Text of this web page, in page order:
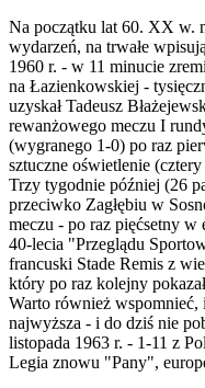
Na początku lat 60. XX w.
wydarzeń, na trwałe
1960 r. - w 11 minucie
na Łazienkowskiej -
uzyskał Tadeusz
rewanżowego meczu I
(wygranego 1-0) po raz
sztuczne oświetlenie
Trzy tygodnie później (26
przeciwko Zagłębiu w
meczu - po raz pięćsetny w
40-lecia "Przeglądu
francuski Stade Remis z
który po raz kolejny
Warto również wspomnieć,
najwyższa - i do dziś nie
listopada 1963 r. - 1-11 z
Legia znowu "Pany",